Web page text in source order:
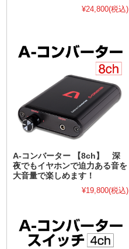
¥24,800(税込)
A-コンバーター 【8ch】 深
夜でもイヤホンで迫力ある音を
大音量で楽しめます！
¥19,800(税込)